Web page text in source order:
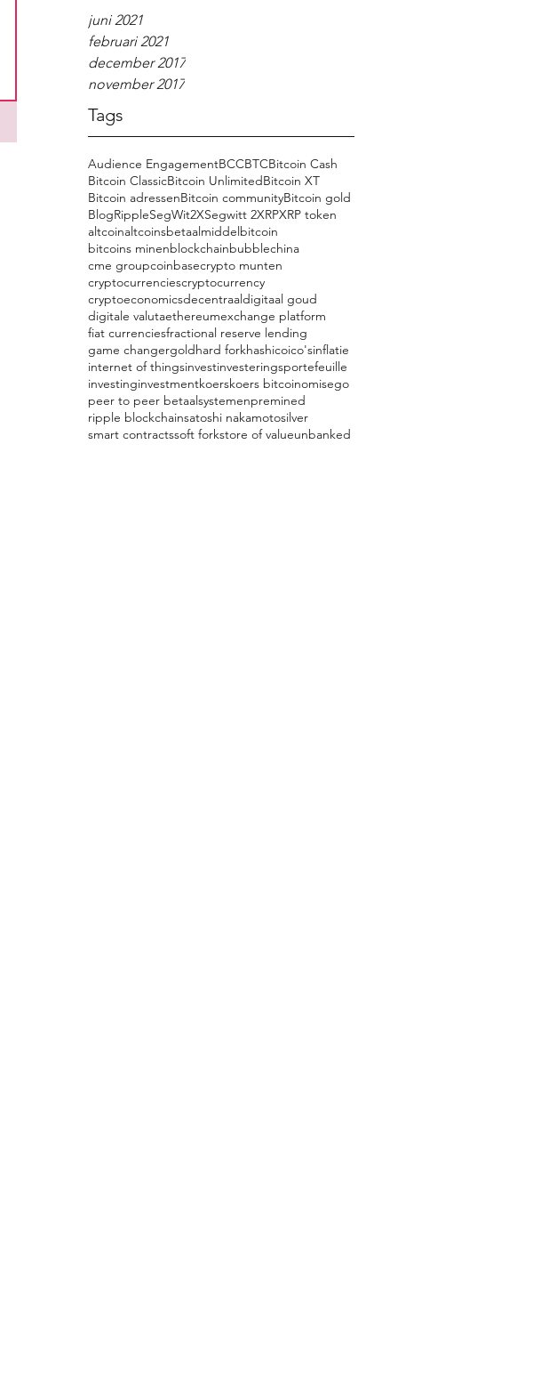
juni 2021
februari 2021
december 2017
november 2017
Tags
Audience EngagementBCCBTCBitcoin Cash
Bitcoin ClassicBitcoin UnlimitedBitcoin XT
Bitcoin adressenBitcoin communityBitcoin gold
BlogRippleSegWit2XSegwitt 2XRPXRP token
altcoinaltcoinsbetaalmiddelbitcoin
bitcoins minenblockchainbubblechina
cme groupcoinbasecrypto munten
cryptocurrenciescryptocurrency
cryptoeconomicsdecentraaldigitaal goud
digitale valutaethereumexchange platform
fiat currenciesfractional reserve lending
game changergoldhard forkhashicoico'sinflatie
internet of thingsinvestinvesteringsportefeuille
investinginvestmentkoerskoers bitcoinomisego
peer to peer betaalsystemenpremined
ripple blockchainsatoshi nakamotosilver
smart contractssoft forkstore of valueunbanked